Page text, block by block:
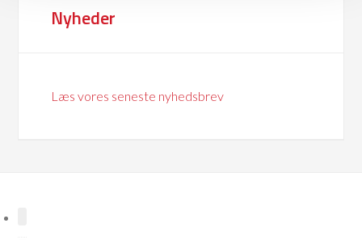
Nyheder
Læs vores seneste nyhedsbrev